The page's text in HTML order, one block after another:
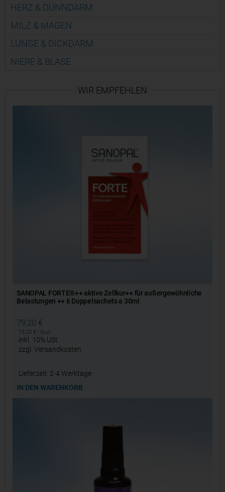
HERZ & DÜNN­DARM
MILZ & MAGEN
LUNGE & DICK­DARM
NIERE & BLASE
WIR EMPFEHLEN
SANOPAL FORTE®++ aktive Zellkur++ für außergewöhnliche
Belastungen ++ 6 Doppelsachets a 30ml
79,20 €
13,20€ Stück
inkl. 10% USt.
zzgl.Versandkosten
Lieferzeit: 2-4 Werktage
IN DEN WARENKORB